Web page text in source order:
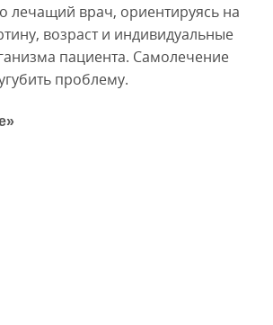
лечащий врач, ориентируясь на
возраст и индивидуальные
пациента. Самолечение
проблему.